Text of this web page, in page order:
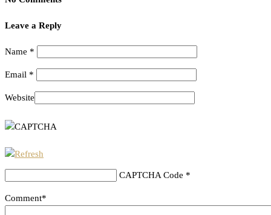
Leave a Reply
Name *
Email *
Website
CAPTCHA Code *
Comment*